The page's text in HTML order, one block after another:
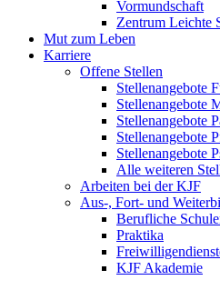
Vormundschaft
Zentrum Leichte
Mut zum Leben
Karriere
Offene Stellen
Stellenangebote
Stellenangebote
Stellenangebote
Stellenangebote
Stellenangebote
Alle weiteren
Arbeiten bei der KJF
Aus-, Fort- und
Berufliche
Praktika
KJF Akademie